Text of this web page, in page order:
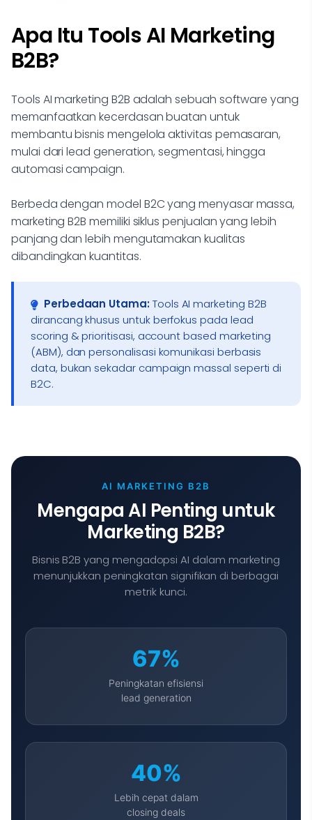
Apa Itu Tools AI Marketing
B2B?
Tools AI marketing B2B adalah sebuah software yang
memanfaatkan kecerdasan buatan untuk
membantu bisnis mengelola aktivitas pemasaran,
mulai dari lead generation, segmentasi, hingga
automasi campaign.
Berbeda dengan model B2C yang menyasar massa,
marketing B2B memiliki siklus penjualan yang lebih
panjang dan lebih mengutamakan kualitas
dibandingkan kuantitas.
Perbedaan Utama:Tools AI marketing B2B
dirancang khusus untuk berfokus pada lead
scoring & prioritisasi, account based marketing
(ABM), dan personalisasi komunikasi berbasis
data, bukan sekadar campaign massal seperti di
B2C.
AI MARKETING B2B
Mengapa AI Penting untuk
Marketing B2B?
Bisnis B2B yang mengadopsi AI dalam marketing
menunjukkan peningkatan signifikan di berbagai
metrik kunci.
67%
Peningkatan efisiensi
lead generation
40%
Lebih cepat dalam
closing deals